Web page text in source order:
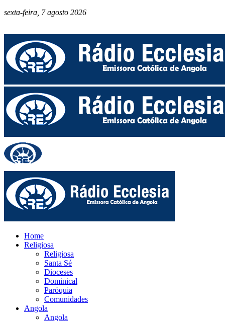
sexta-feira, 7 agosto 2026
Home
Religiosa
Religiosa
Santa Sé
Dioceses
Dominical
Paróquia
Comunidades
Angola
Angola